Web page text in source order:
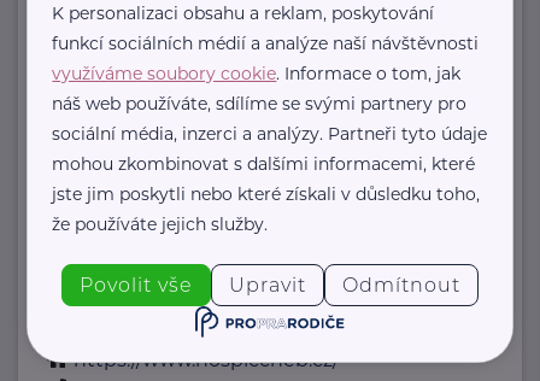
Hospic Sv. Jiří, o.p.s.
Písečná 3 Cheb
Naším posláním je poskytovat
zdravotní, psychickou, sociální a
spirituální podporu umírajícím, aby
mohli závěr ...
https://www.hospiccheb.cz/
K personalizaci obsahu a reklam, poskytování
funkcí sociálních médií a analýze naší návštěvnosti
využíváme soubory cookie. Informace o tom, jak
náš web používáte, sdílíme se svými partnery pro
sociální média, inzerci a analýzy. Partneři tyto údaje
mohou zkombinovat s dalšími informacemi, které
jste jim poskytli nebo které získali v důsledku toho,
že používáte jejich služby.
Povolit vše Upravit Odmítnout